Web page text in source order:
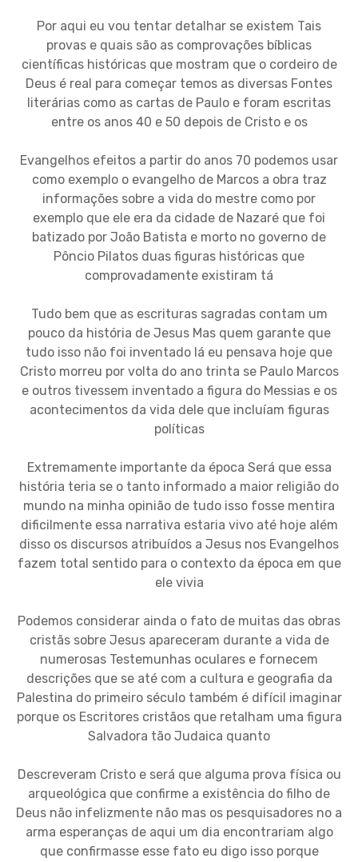
Por aqui eu vou tentar detalhar se existem Tais
provas e quais são as comprovações bíblicas
científicas históricas que mostram que o cordeiro de
Deus é real para começar temos as diversas Fontes
literárias como as cartas de Paulo e foram escritas
entre os anos 40 e 50 depois de Cristo e os
Evangelhos efeitos a partir do anos 70 podemos usar
como exemplo o evangelho de Marcos a obra traz
informações sobre a vida do mestre como por
exemplo que ele era da cidade de Nazaré que foi
batizado por João Batista e morto no governo de
Pôncio Pilatos duas figuras históricas que
comprovadamente existiram tá
Tudo bem que as escrituras sagradas contam um
pouco da história de Jesus Mas quem garante que
tudo isso não foi inventado lá eu pensava hoje que
Cristo morreu por volta do ano trinta se Paulo Marcos
e outros tivessem inventado a figura do Messias e os
acontecimentos da vida dele que incluíam figuras
políticas
Extremamente importante da época Será que essa
história teria se o tanto informado a maior religião do
mundo na minha opinião de tudo isso fosse mentira
dificilmente essa narrativa estaria vivo até hoje além
disso os discursos atribuídos a Jesus nos Evangelhos
fazem total sentido para o contexto da época em que
ele vivia
Podemos considerar ainda o fato de muitas das obras
cristãs sobre Jesus apareceram durante a vida de
numerosas Testemunhas oculares e fornecem
descrições que se até com a cultura e geografia da
Palestina do primeiro século também é difícil imaginar
porque os Escritores cristãos que retalham uma figura
Salvadora tão Judaica quanto
Descreveram Cristo e será que alguma prova física ou
arqueológica que confirme a existência do filho de
Deus não infelizmente não mas os pesquisadores no a
arma esperanças de aqui um dia encontrariam algo
que confirmasse esse fato eu digo isso porque